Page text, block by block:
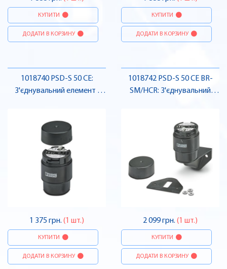
КУПИТИ
ДОДАТИ В КОРЗИНУ
КУПИТИ
ДОДАТИ В КОРЗИНУ
1018740 PSD-S 50 CE:
З'єднувальний елемент ,
1 375 грн. (1 шт.)
КУПИТИ
ДОДАТИ В КОРЗИНУ
1018742 PSD-S 50 CE BR-
SM/HCR: З'єднувальний
2 099 грн. (1 шт.)
КУПИТИ
ДОДАТИ В КОРЗИНУ